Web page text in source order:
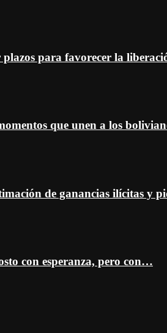
para favorecer la
que unen a los
de ganancias ilícitas y
con esperanza, pero con…